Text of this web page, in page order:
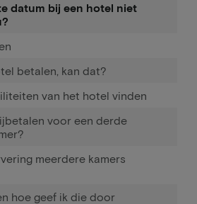
datum bij een hotel niet
betalen, kan dat?
van het hotel vinden
voor een derde
meerdere kamers
hoe geef ik die door